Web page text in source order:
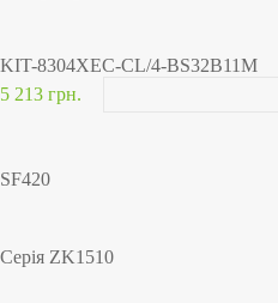
KIT-8304XEC-CL/4-BS32B11M
5 213 грн.
SF420
Серія ZK1510